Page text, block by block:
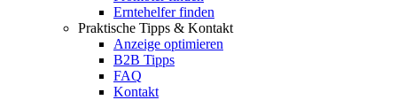
Erntehelfer finden
Praktische Tipps & Kontakt
Anzeige optimieren
B2B Tipps
FAQ
Kontakt